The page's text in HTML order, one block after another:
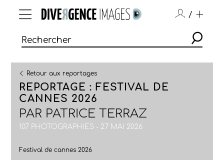
/
Retour aux reportages
REPORTAGE : FESTIVAL DE
CANNES 2026
PAR PATRICE TERRAZ
107 PHOTOGRAPHIES - 27 MAI 2026
Festival de cannes 2026